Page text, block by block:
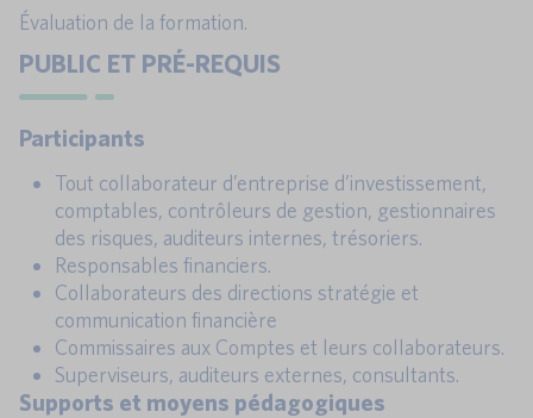
Évaluation de la formation.
PUBLIC ET PRÉ-REQUIS
Participants
Tout collaborateur d’entreprise d’investissement,
comptables, contrôleurs de gestion, gestionnaires
des risques, auditeurs internes, trésoriers.
Responsables financiers.
Collaborateurs des directions stratégie et
communication financière
Commissaires aux Comptes et leurs collaborateurs.
Superviseurs, auditeurs externes, consultants.
Supports et moyens pédagogiques